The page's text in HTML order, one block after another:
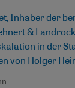
Inhaber der
&
in der
von Holger